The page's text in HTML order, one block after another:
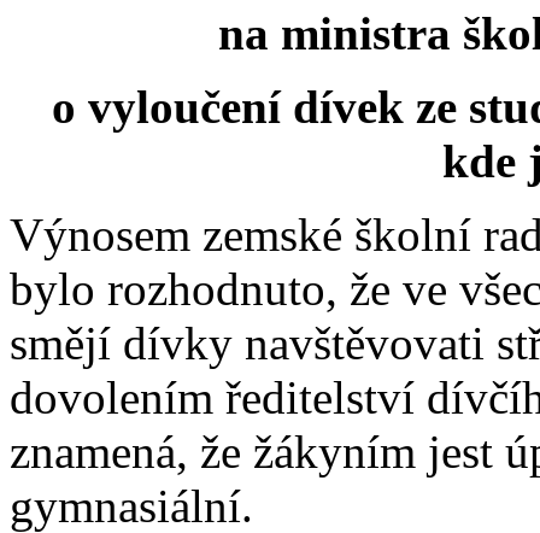
na ministra
o vyloučení dívek ze
kde
Výnosem zemské školní
bylo rozhodnuto, že ve
smějí dívky navštěvovati
dovolením ředitelství
znamená, že žákyním jest
gymnasiální.